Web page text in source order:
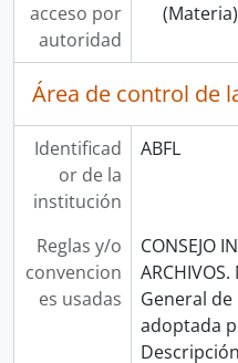
acceso por
autoridad
(Materia)
Área de control de
Identificad
or de la
institución
ABFL
Reglas y/o
convencion
es usadas
CONSEJO
General
adoptada